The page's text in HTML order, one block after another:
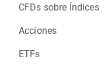
CFDs sobre Índices
Acciones
ETFs